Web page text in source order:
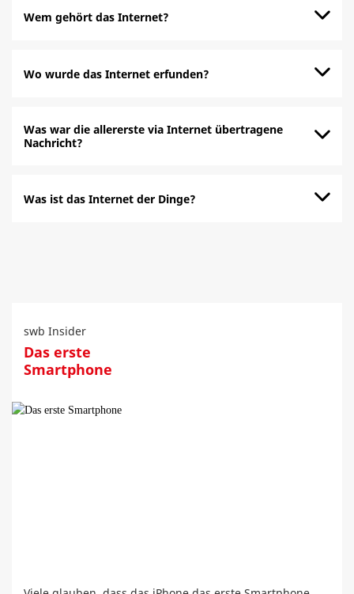
Wem gehört das Internet?
Wo wurde das Internet erfunden?
Was war die allererste via Internet übertragene
Nachricht?
Was ist das Internet der Dinge?
swb Insider
Das erste
Smartphone